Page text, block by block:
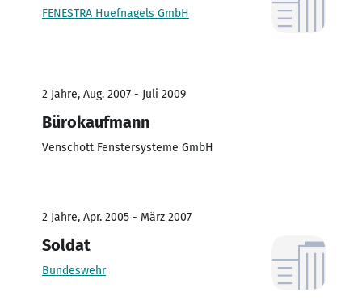
FENESTRA Huefnagels GmbH
2 Jahre, Aug. 2007 - Juli 2009
Bürokaufmann
Venschott Fenstersysteme GmbH
2 Jahre, Apr. 2005 - März 2007
Soldat
Bundeswehr